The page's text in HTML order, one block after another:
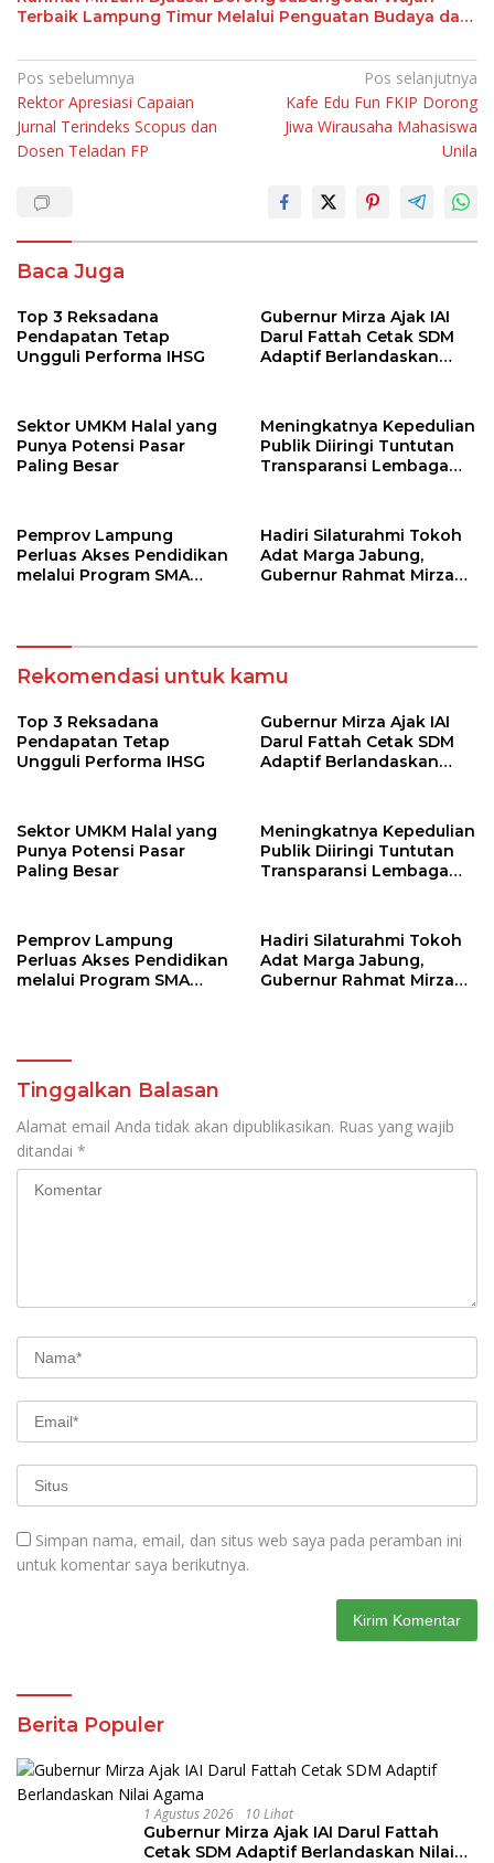
Terbaik Lampung Timur Melalui Penguatan Budaya dan
Navigasi
pos
Pos sebelumnya
Rektor Apresiasi Capaian
Jurnal Terindeks Scopus dan
Dosen Teladan FP
Pos selanjutnya
Kafe Edu Fun FKIP Dorong
Jiwa Wirausaha Mahasiswa
Unila
Baca Juga
Top 3 Reksadana
Pendapatan Tetap
Ungguli Performa IHSG
Gubernur Mirza Ajak IAI
Darul Fattah Cetak SDM
Adaptif Berlandaskan
Sektor UMKM Halal yang
Punya Potensi Pasar
Paling Besar
Meningkatnya Kepedulian
Publik Diiringi Tuntutan
Transparansi Lembaga
Pemprov Lampung
Perluas Akses Pendidikan
melalui Program SMA
Hadiri Silaturahmi Tokoh
Adat Marga Jabung,
Gubernur Rahmat Mirzani
Penguatan Budaya dan
SDM
Rekomendasi untuk kamu
Top 3 Reksadana
Pendapatan Tetap
Ungguli Performa IHSG
Gubernur Mirza Ajak IAI
Darul Fattah Cetak SDM
Adaptif Berlandaskan
Sektor UMKM Halal yang
Punya Potensi Pasar
Paling Besar
Meningkatnya Kepedulian
Publik Diiringi Tuntutan
Transparansi Lembaga
Pemprov Lampung
Perluas Akses Pendidikan
melalui Program SMA
Hadiri Silaturahmi Tokoh
Adat Marga Jabung,
Gubernur Rahmat Mirzani
Tinggalkan Balasan
Alamat email Anda tidak akan dipublikasikan. Ruas yang wajib
ditandai *
Simpan nama, email, dan situs web saya pada peramban ini
untuk komentar saya berikutnya.
Berita Populer
1 Agustus 2026 10 Lihat
Gubernur Mirza Ajak IAI Darul Fattah
Cetak SDM Adaptif Berlandaskan Nilai